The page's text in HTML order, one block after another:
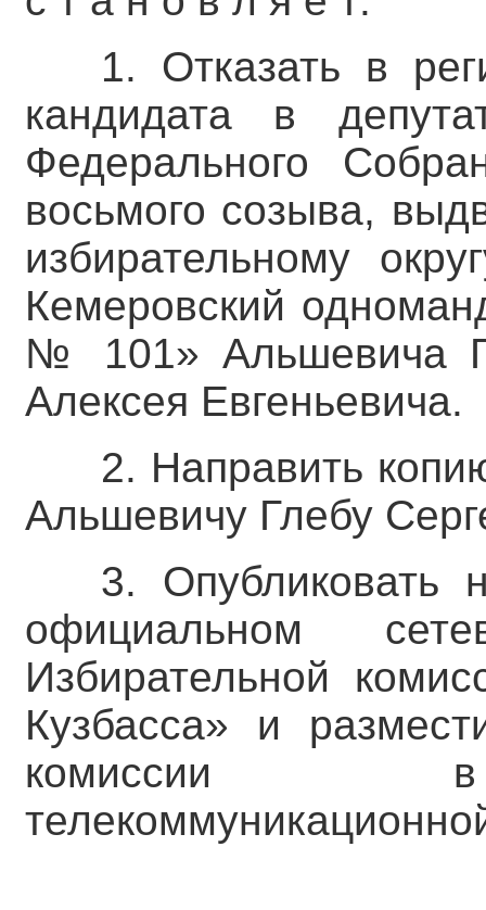
1. Отказать в
кандидата в
Федерального
восьмого созыва,
избирательному
Кемеровский
№ 101» Альшевича
Алексея Евгеньевича.
2. Направить
Альшевичу Глебу
3. Опубликовать
официальном
Избирательной
Кузбасса» и
комиссии в